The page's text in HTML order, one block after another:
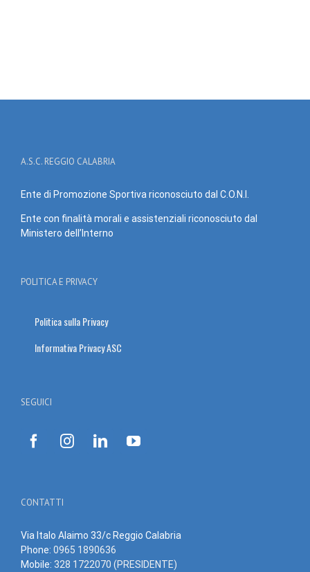
A.S.C. REGGIO CALABRIA
Ente di Promozione Sportiva riconosciuto dal C.O.N.I.
Ente con finalità morali e assistenziali riconosciuto dal
Ministero dell’Interno
POLITICA E PRIVACY
Politica sulla Privacy
Informativa Privacy ASC
SEGUICI
CONTATTI
Via Italo Alaimo 33/c Reggio Calabria
Phone: 0965 1890636
Mobile: 328 1722070 (PRESIDENTE)